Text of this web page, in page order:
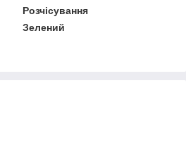
Розчісування
Зелений